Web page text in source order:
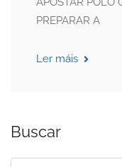
PREPARAR A
Ler máis
Buscar